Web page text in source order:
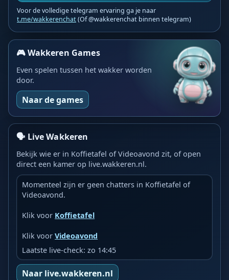
Voor de volledige telegram ervaring ga je naar
t.me/wakkerenchat(Of @wakkerenchat binnen telegram)
🎮 Wakkeren Games
Even spelen tussen het wakker worden
door.
Naar de games
🗣️ Live Wakkeren
Bekijk wie er in Koffietafel of Videoavond zit, of open
direct een kamer op live.wakkeren.nl.
Momenteel zijn er geen chatters in Koffietafel of
Videoavond.
Klik voor Koffietafel
Klik voorVideoavond
Laatste live-check: zo 14:45
Naar live.wakkeren.nl